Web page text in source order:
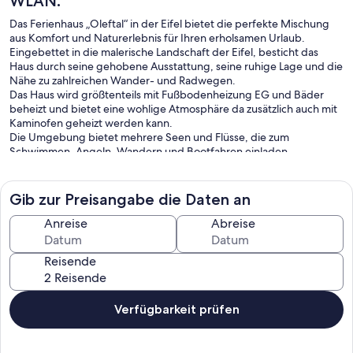
Das Ferienhaus „Oleftal“ in der Eifel bietet die perfekte Mischung
aus Komfort und Naturerlebnis für Ihren erholsamen Urlaub.
Eingebettet in die malerische Landschaft der Eifel, besticht das
Haus durch seine gehobene Ausstattung, seine ruhige Lage und die
Nähe zu zahlreichen Wander- und Radwegen.
Das Haus wird größtenteils mit Fußbodenheizung EG und Bäder
beheizt und bietet eine wohlige Atmosphäre da zusätzlich auch mit
Kaminofen geheizt werden kann.
Die Umgebung bietet mehrere Seen und Flüsse, die zum
Schwimmen, Angeln, Wandern und Bootfahren einladen.
Nähe.
Freizeitaktivitäten: Möglichkeiten zum Reiten, Golfen, Klettern und
vieles mehr
Haustiere: Auf Anfrage sind Haustiere willkommen
Genießen Sie unvergessliche Tage in der Eifel und lassen Sie die
Seele baumeln in diesem charmanten und komfortablen
Ferienhaus.
Achtung Kinderrabatt ! 2 Kinder unter 8 Jahren frei !
Gib zur Preisangabe die Daten an
Anreise Abreise
Reisende
Verfügbarkeit prüfen